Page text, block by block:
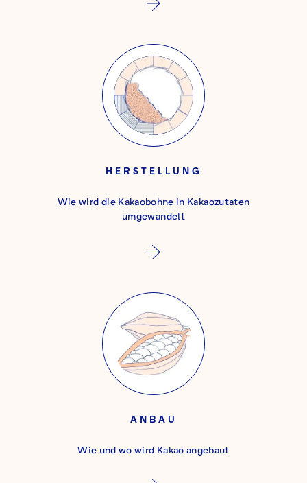
HERSTELLUNG
Wie wird die Kakaobohne in Kakaozutaten
umgewandelt
ANBAU
Wie und wo wird Kakao angebaut